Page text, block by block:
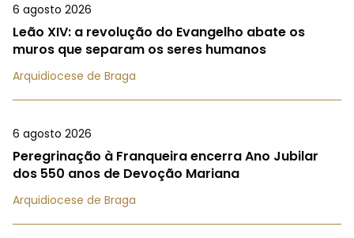
6 agosto 2026
Leão XIV: a revolução do Evangelho abate os
muros que separam os seres humanos
Arquidiocese de Braga
6 agosto 2026
Peregrinação à Franqueira encerra Ano Jubilar
dos 550 anos de Devoção Mariana
Arquidiocese de Braga